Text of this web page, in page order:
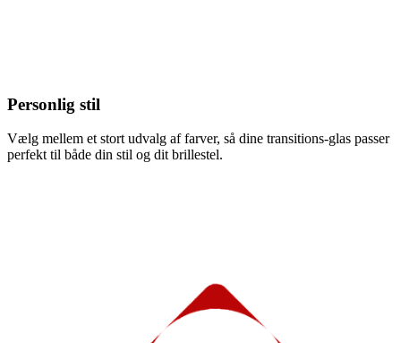
Personlig stil
Vælg mellem et stort udvalg af farver, så dine transitions-glas passer
perfekt til både din stil og dit brillestel.